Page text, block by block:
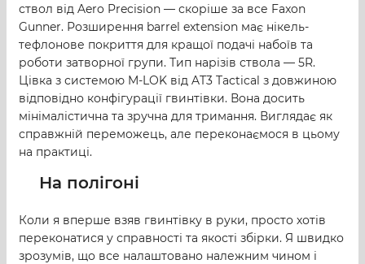
ствол від Aero Precision — скоріше за все Faxon
Gunner. Розширення barrel extension має нікель-
тефлонове покриття для кращої подачі набоїв та
роботи затворної групи. Тип нарізів ствола — 5R.
Цівка з системою M-LOK від AT3 Tactical з довжиною
відповідно конфігурації гвинтівки. Вона досить
мінімалістична та зручна для тримання. Виглядає як
справжній переможець, але переконаємося в цьому
на практиці.
На полігоні
Коли я вперше взяв гвинтівку в руки, просто хотів
переконатися у справності та якості збірки. Я швидко
зрозумів, що все налаштовано належним чином і